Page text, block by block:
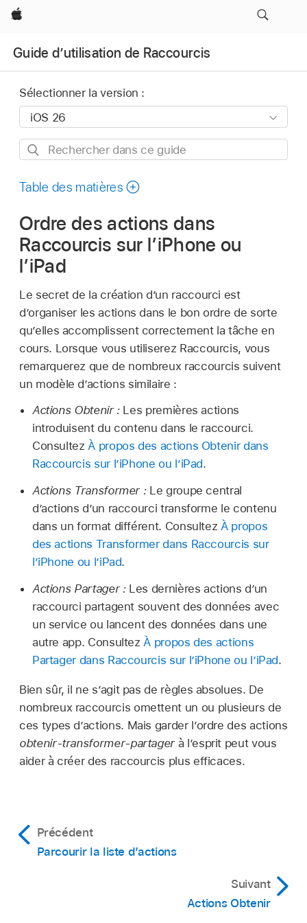
Apple
Guide d’utilisation de Raccourcis
Sélectionner la version :
Rechercher
ce
Table des matières
Ordre des actions dans
Raccourcis sur l’iPhone ou
l’iPad
Le secret de la création d’un raccourci est
d’organiser les actions dans le bon ordre de sorte
qu’elles accomplissent correctement la tâche en
cours. Lorsque vous utiliserez Raccourcis, vous
remarquerez que de nombreux raccourcis suivent
un modèle d’actions similaire :
Actions Obtenir :Les premières actions
introduisent du contenu dans le raccourci.
ConsultezÀ propos des actions Obtenir dans
Raccourcis sur l’iPhone ou l’iPad.
Actions Transformer :Le groupe central
d’actions d’un raccourci transforme le contenu
dans un format différent. ConsultezÀ propos
des actions Transformer dans Raccourcis sur
l’iPhone ou l’iPad.
Actions Partager :Les dernières actions d’un
raccourci partagent souvent des données avec
un service ou lancent des données dans une
autre app. Consultez À propos des actions
Partager dans Raccourcis sur l’iPhone ou l’iPad.
Bien sûr, il ne s’agit pas de règles absolues. De
nombreux raccourcis omettent un ou plusieurs de
ces types d’actions. Mais garder l’ordre des actions
obtenir-transformer-partagerà l’esprit peut vous
aider à créer des raccourcis plus efficaces.
Précédent
Parcourir la liste d’actions
Suivant
Actions Obtenir